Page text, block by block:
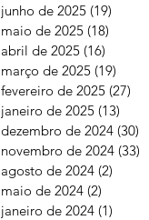
junho de 2025 (19)
maio de 2025 (18)
abril de 2025 (16)
março de 2025 (19)
fevereiro de 2025 (27)
janeiro de 2025 (13)
dezembro de 2024 (30)
novembro de 2024 (33)
agosto de 2024 (2)
maio de 2024 (2)
janeiro de 2024 (1)